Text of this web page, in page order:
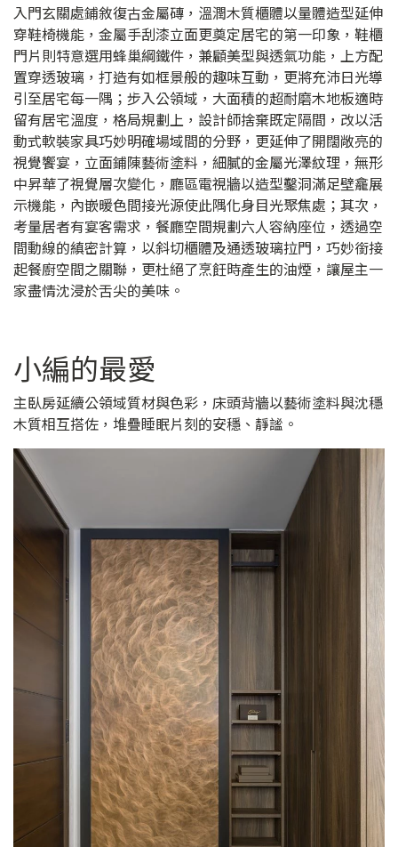
入門玄關處鋪敘復古金屬磚，溫潤木質櫃體以量體造型延伸
穿鞋椅機能，金屬手刮漆立面更奠定居宅的第一印象，鞋櫃
門片則特意選用蜂巢綱鐵件，兼顧美型與透氣功能，上方配
置穿透玻璃，打造有如框景般的趣味互動，更將充沛日光導
引至居宅每一隅；步入公領域，大面積的超耐磨木地板適時
留有居宅溫度，格局規劃上，設計師捨棄既定隔間，改以活
動式軟裝家具巧妙明確場域間的分野，更延伸了開闊敞亮的
視覺饗宴，立面鋪陳藝術塗料，細膩的金屬光澤紋理，無形
中昇華了視覺層次變化，廳區電視牆以造型鑿洞滿足壁龕展
示機能，內嵌暖色間接光源使此隅化身目光聚焦處；其次，
考量居者有宴客需求，餐廳空間規劃六人容納座位，透過空
間動線的縝密計算，以斜切櫃體及通透玻璃拉門，巧妙銜接
起餐廚空間之關聯，更杜絕了烹飪時產生的油煙，讓屋主一
家盡情沈浸於舌尖的美味。
小編的最愛
主臥房延續公領域質材與色彩，床頭背牆以藝術塗料與沈穩
木質相互搭佐，堆疊睡眠片刻的安穩、靜謐。